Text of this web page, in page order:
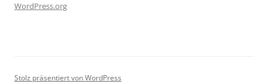
WordPress.org
Stolz präsentiert von WordPress